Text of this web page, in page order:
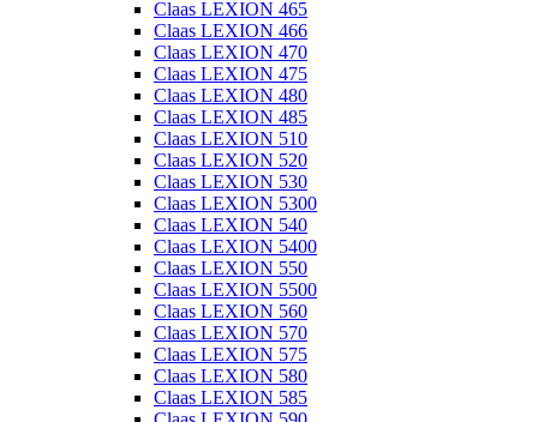
Claas LEXION 465
Claas LEXION 466
Claas LEXION 470
Claas LEXION 475
Claas LEXION 480
Claas LEXION 485
Claas LEXION 510
Claas LEXION 520
Claas LEXION 530
Claas LEXION 5300
Claas LEXION 540
Claas LEXION 5400
Claas LEXION 550
Claas LEXION 5500
Claas LEXION 560
Claas LEXION 570
Claas LEXION 575
Claas LEXION 580
Claas LEXION 585